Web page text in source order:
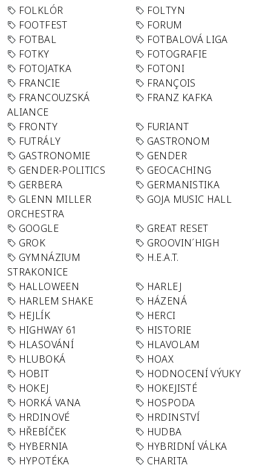
FOLKLÓR
FOLTYN
FOOTFEST
FORUM
FOTBAL
FOTBALOVÁ LIGA
FOTKY
FOTOGRAFIE
FOTOJATKA
FOTONI
FRANCIE
FRANÇOIS
FRANCOUZSKÁ
ALIANCE
FRANZ KAFKA
FRONTY
FURIANT
FUTRÁLY
GASTRONOM
GASTRONOMIE
GENDER
GENDER-POLITICS
GEOCACHING
GERBERA
GERMANISTIKA
GLENN MILLER
ORCHESTRA
GOJA MUSIC HALL
GOOGLE
GREAT RESET
GROK
GROOVIN´HIGH
GYMNÁZIUM
STRAKONICE
H.E.A.T.
HALLOWEEN
HARLEJ
HARLEM SHAKE
HÁZENÁ
HEJLÍK
HERCI
HIGHWAY 61
HISTORIE
HLASOVÁNÍ
HLAVOLAM
HLUBOKÁ
HOAX
HOBIT
HODNOCENÍ VÝUKY
HOKEJ
HOKEJISTÉ
HORKÁ VANA
HOSPODA
HRDINOVÉ
HRDINSTVÍ
HŘEBÍČEK
HUDBA
HYBERNIA
HYBRIDNÍ VÁLKA
HYPOTÉKA
CHARITA